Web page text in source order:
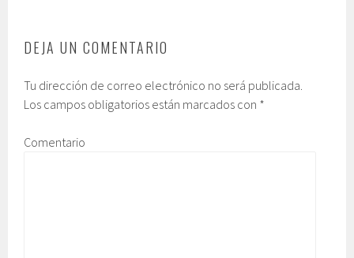
DEJA UN COMENTARIO
Tu dirección de correo electrónico no será publicada.
Los campos obligatorios están marcados con *
Comentario